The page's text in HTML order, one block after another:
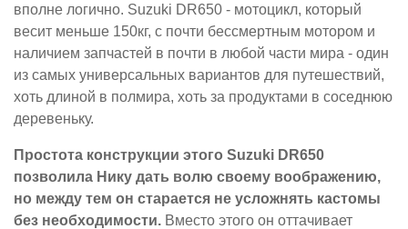
вполне логично. Suzuki DR650 - мотоцикл, который
весит меньше 150кг, с почти бессмертным мотором и
наличием запчастей в почти в любой части мира - один
из самых универсальных вариантов для путешествий,
хоть длиной в полмира, хоть за продуктами в соседнюю
деревеньку.
Простота конструкции этого Suzuki DR650
позволила Нику дать волю своему воображению,
но между тем он старается не усложнять кастомы
без необходимости. Вместо этого он оттачивает